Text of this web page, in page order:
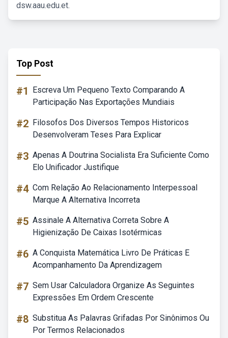
dsw.aau.edu.et.
Top Post
#1
Escreva Um Pequeno Texto Comparando A
Participação Nas Exportações Mundiais
#2 Filosofos Dos Diversos Tempos Historicos
Desenvolveram Teses Para Explicar
#3 Apenas A Doutrina Socialista Era Suficiente Como
Elo Unificador Justifique
#4 Com Relação Ao Relacionamento Interpessoal
Marque A Alternativa Incorreta
#5 Assinale A Alternativa Correta Sobre A
Higienização De Caixas Isotérmicas
#6 A Conquista Matemática Livro De Práticas E
Acompanhamento Da Aprendizagem
#7 Sem Usar Calculadora Organize As Seguintes
Expressões Em Ordem Crescente
#8 Substitua As Palavras Grifadas Por Sinônimos Ou
Por Termos Relacionados